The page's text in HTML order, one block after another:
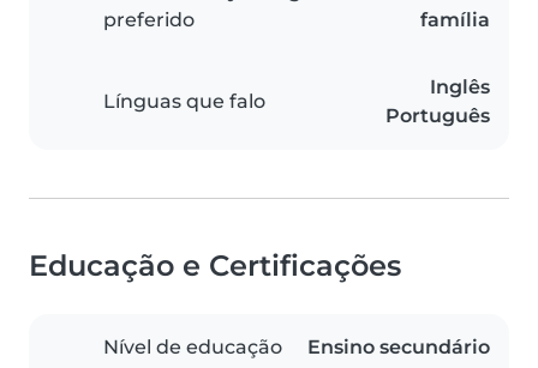
preferido
família
Línguas que falo
Inglês
Português
Educação e Certificações
Nível de educação Ensino secundário